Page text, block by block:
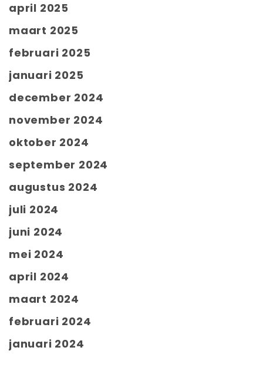
april 2025
maart 2025
februari 2025
januari 2025
december 2024
november 2024
oktober 2024
september 2024
augustus 2024
juli 2024
juni 2024
mei 2024
april 2024
maart 2024
februari 2024
januari 2024